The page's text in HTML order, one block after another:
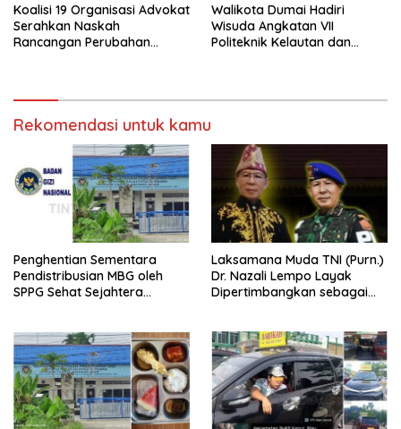
Koalisi 19 Organisasi Advokat
Serahkan Naskah
Rancangan Perubahan
Walikota Dumai Hadiri
Wisuda Angkatan VII
Politeknik Kelautan dan
Rekomendasi untuk kamu
Penghentian Sementara
Pendistribusian MBG oleh
SPPG Sehat Sejahtera
Laksamana Muda TNI (Purn.)
Dr. Nazali Lempo Layak
Dipertimbangkan sebagai
Berkompromi terhadap
Penegakan Hukum